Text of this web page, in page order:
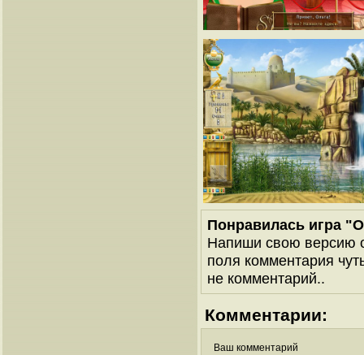
Понравилась игра
Напиши свою версию
поля комментария
не комментарий..
Комментарии:
Ваш комментарий